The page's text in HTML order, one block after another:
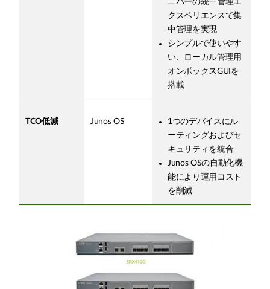
ニパーの統一管理エ
クスペリエンスで集
中管理を実現
シンプルで使いやす
い、ローカル管理用
オンボックスGUIを
搭載
TCO低減 Junos OS
1つのデバイスにル
ーティングおよびセ
キュリティを統合
Junos OSの自動化機
能により運用コスト
を削減